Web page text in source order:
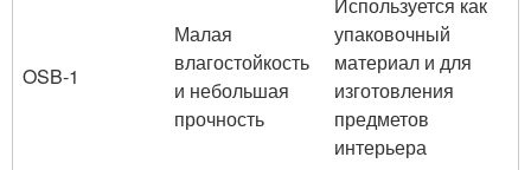
OSB-1
Малая
влагостойкость
и небольшая
прочность
упаковочный
материал и для
изготовления
предметов
интерьера